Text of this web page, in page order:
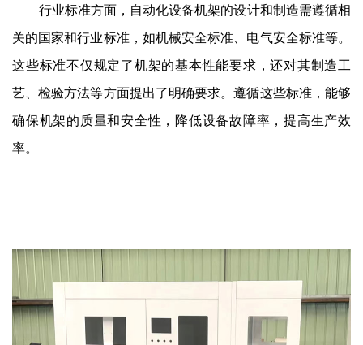
行业标准方面， 自动化设备机架的设计和制造需遵循相
关的国家和行业标准，如机械安全标准、电气安全标准等。
这些标准不仅规定了机架的基本性能要求，还对其制造工
艺、检验方法等方面提出了明确要求。遵循这些标准，能够
确保机架的质量和安全性，降低设备故障率，提高生产效
率。